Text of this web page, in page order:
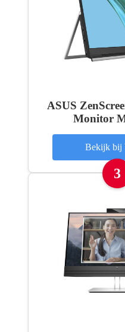
ASUS
Monitor
Bekijk bij
3